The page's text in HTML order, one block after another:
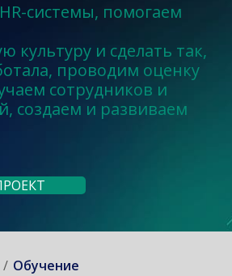
системы, помогаем
культуру и сделать так,
проводим оценку
сотрудников и
создаем и развиваем
Обучение